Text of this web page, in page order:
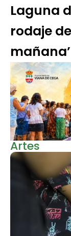
Laguna
rodaje
mañana’
Artes